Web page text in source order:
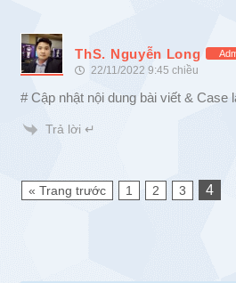
ThS. Nguyễn Long
22/11/2022 9:45 chiều
# Cập nhật nội dung bài viết & Case
Trả lời ↵
« Trang trước 1 2 3 4